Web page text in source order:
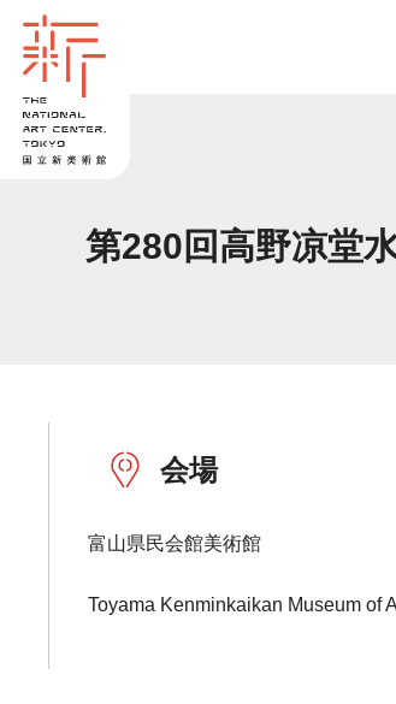
第280回高野凉堂
会場
富山県民会館美術館
Toyama Kenminkaikan Museum of